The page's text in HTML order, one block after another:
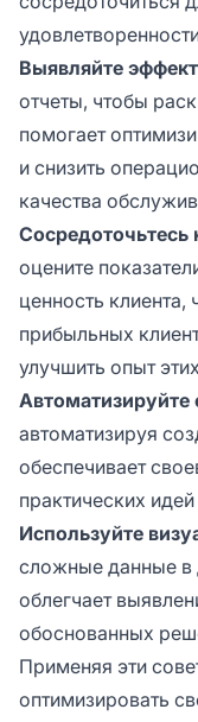
Выявляйте
отчеты, чтобы
помогает
и снизить
качества
Сосредоточьтесь
оцените
ценность
прибыльных
улучшить опыт
Автоматизируйте
автоматизируя
обеспечивает
практических
Используйте
сложные данные в
облегчает
обоснованных
Применяя эти
оптимизировать